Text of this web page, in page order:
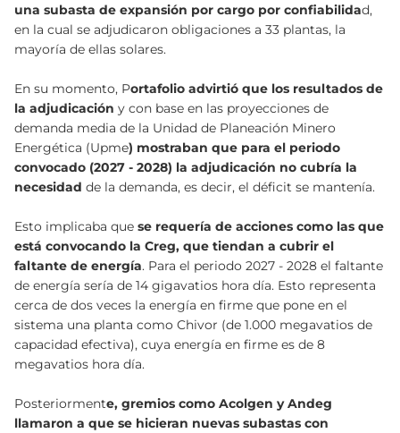
una subasta de expansión por cargo por confiabilidad,
en la cual se adjudicaron obligaciones a 33 plantas, la
mayoría de ellas solares.
En su momento, Portafolio advirtió que los resultados de
la adjudicación y con base en las proyecciones de
demanda media de la Unidad de Planeación Minero
Energética (Upme) mostraban que para el periodo
convocado (2027 - 2028) la adjudicación no cubría la
necesidad de la demanda, es decir, el déficit se mantenía.
Esto implicaba que se requería de acciones como las que
está convocando la Creg, que tiendan a cubrir el
faltante de energía. Para el periodo 2027 - 2028 el faltante
de energía sería de 14 gigavatios hora día. Esto representa
cerca de dos veces la energía en firme que pone en el
sistema una planta como Chivor (de 1.000 megavatios de
capacidad efectiva), cuya energía en firme es de 8
megavatios hora día.
Posteriormente, gremios como Acolgen y Andeg
llamaron a que se hicieran nuevas subastas con